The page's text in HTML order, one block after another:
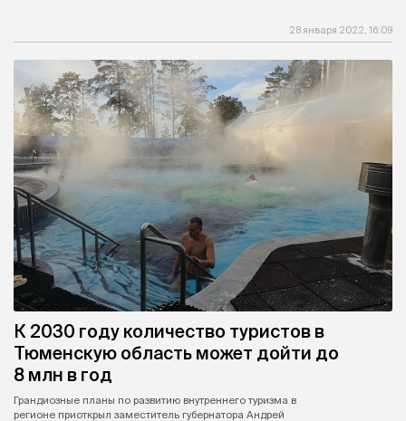
28 января 2022, 16:09
К 2030 году количество туристов в
Тюменскую область может дойти до
8 млн в год
Грандиозные планы по развитию внутреннего туризма в
регионе приоткрыл заместитель губернатора Андрей